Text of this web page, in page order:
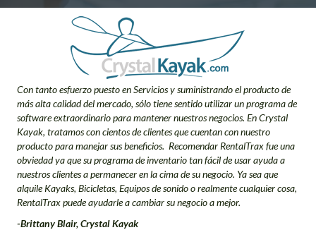
Con tanto esfuerzo puesto en Servicios y suministrando el producto de
más alta calidad del mercado, sólo tiene sentido utilizar un programa de
software extraordinario para mantener nuestros negocios. EnCrystal
Kayak, tratamos con cientos de clientes que cuentan con nuestro
producto para manejar sus beneficios. Recomendar RentalTrax fue una
obviedad ya que su programa de inventario tan fácil de usar ayuda a
nuestros clientes a permanecer en la cima de su negocio. Ya sea que
alquile Kayaks, Bicicletas, Equipos de sonido o realmente cualquier cosa,
RentalTrax puede ayudarle a cambiar su negocio a mejor.
-Brittany Blair, Crystal Kayak